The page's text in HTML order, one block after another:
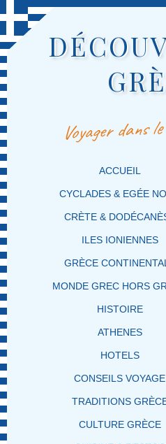
Voyager dans
MENU PRINCIPAL
MASQUER LA NAVIGATION
MASQUER LA NAVIGATION
ACCUEIL
CYCLADES & EGÉE
CRÈTE &
ILES IONIENNES
GRÈCE
MONDE GREC HORS
HISTOIRE
ATHENES
HOTELS
CONSEILS VOYAGE
TRADITIONS
CULTURE GRÈCE